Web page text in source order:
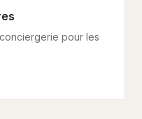
pour les